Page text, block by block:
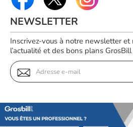
Avantages clés de la carte graphique
RTX 5060 Ti 8GB GDDR7 OC Edition :
NEWSLETTER
Inscrivez-vous à notre newsletter et
l’actualité et des bons plans GrosBill